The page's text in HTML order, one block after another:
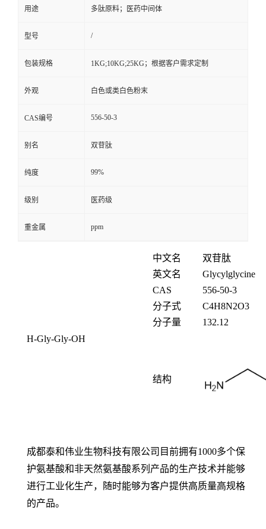
用途 多肽原料；医药中间体
型号 /
包装规格 1KG;10KG;25KG；根据客户需求定制
外观 白色或类白色粉末
CAS编号 556-50-3
别名 双苷肽
纯度 99%
级别 医药级
重金属 ppm
H-Gly-Gly-OH
中文名
双苷肽
英文名
Glycylglycine
CAS
556-50-3
分子式
C4H8N2O3
分子量
132.12
结构
成都泰和伟业生物科技有限公司目前拥有1000多个保
护氨基酸和非天然氨基酸系列产品的生产技术并能够
进行工业化生产，随时能够为客户提供高质量高规格
的产品。